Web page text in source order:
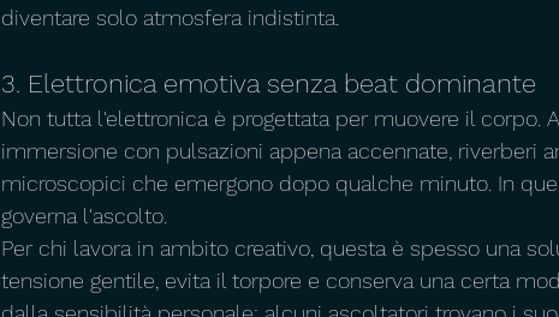
diventare solo atmosfera indistinta.
3. Elettronica emotiva senza beat dominante
Non tutta l'elettronica è progettata per muovere il corpo.
immersione con pulsazioni appena accennate, riverberi
microscopici che emergono dopo qualche minuto. In
governa l'ascolto.
Per chi lavora in ambito creativo, questa è spesso una
tensione gentile, evita il torpore e conserva una certa